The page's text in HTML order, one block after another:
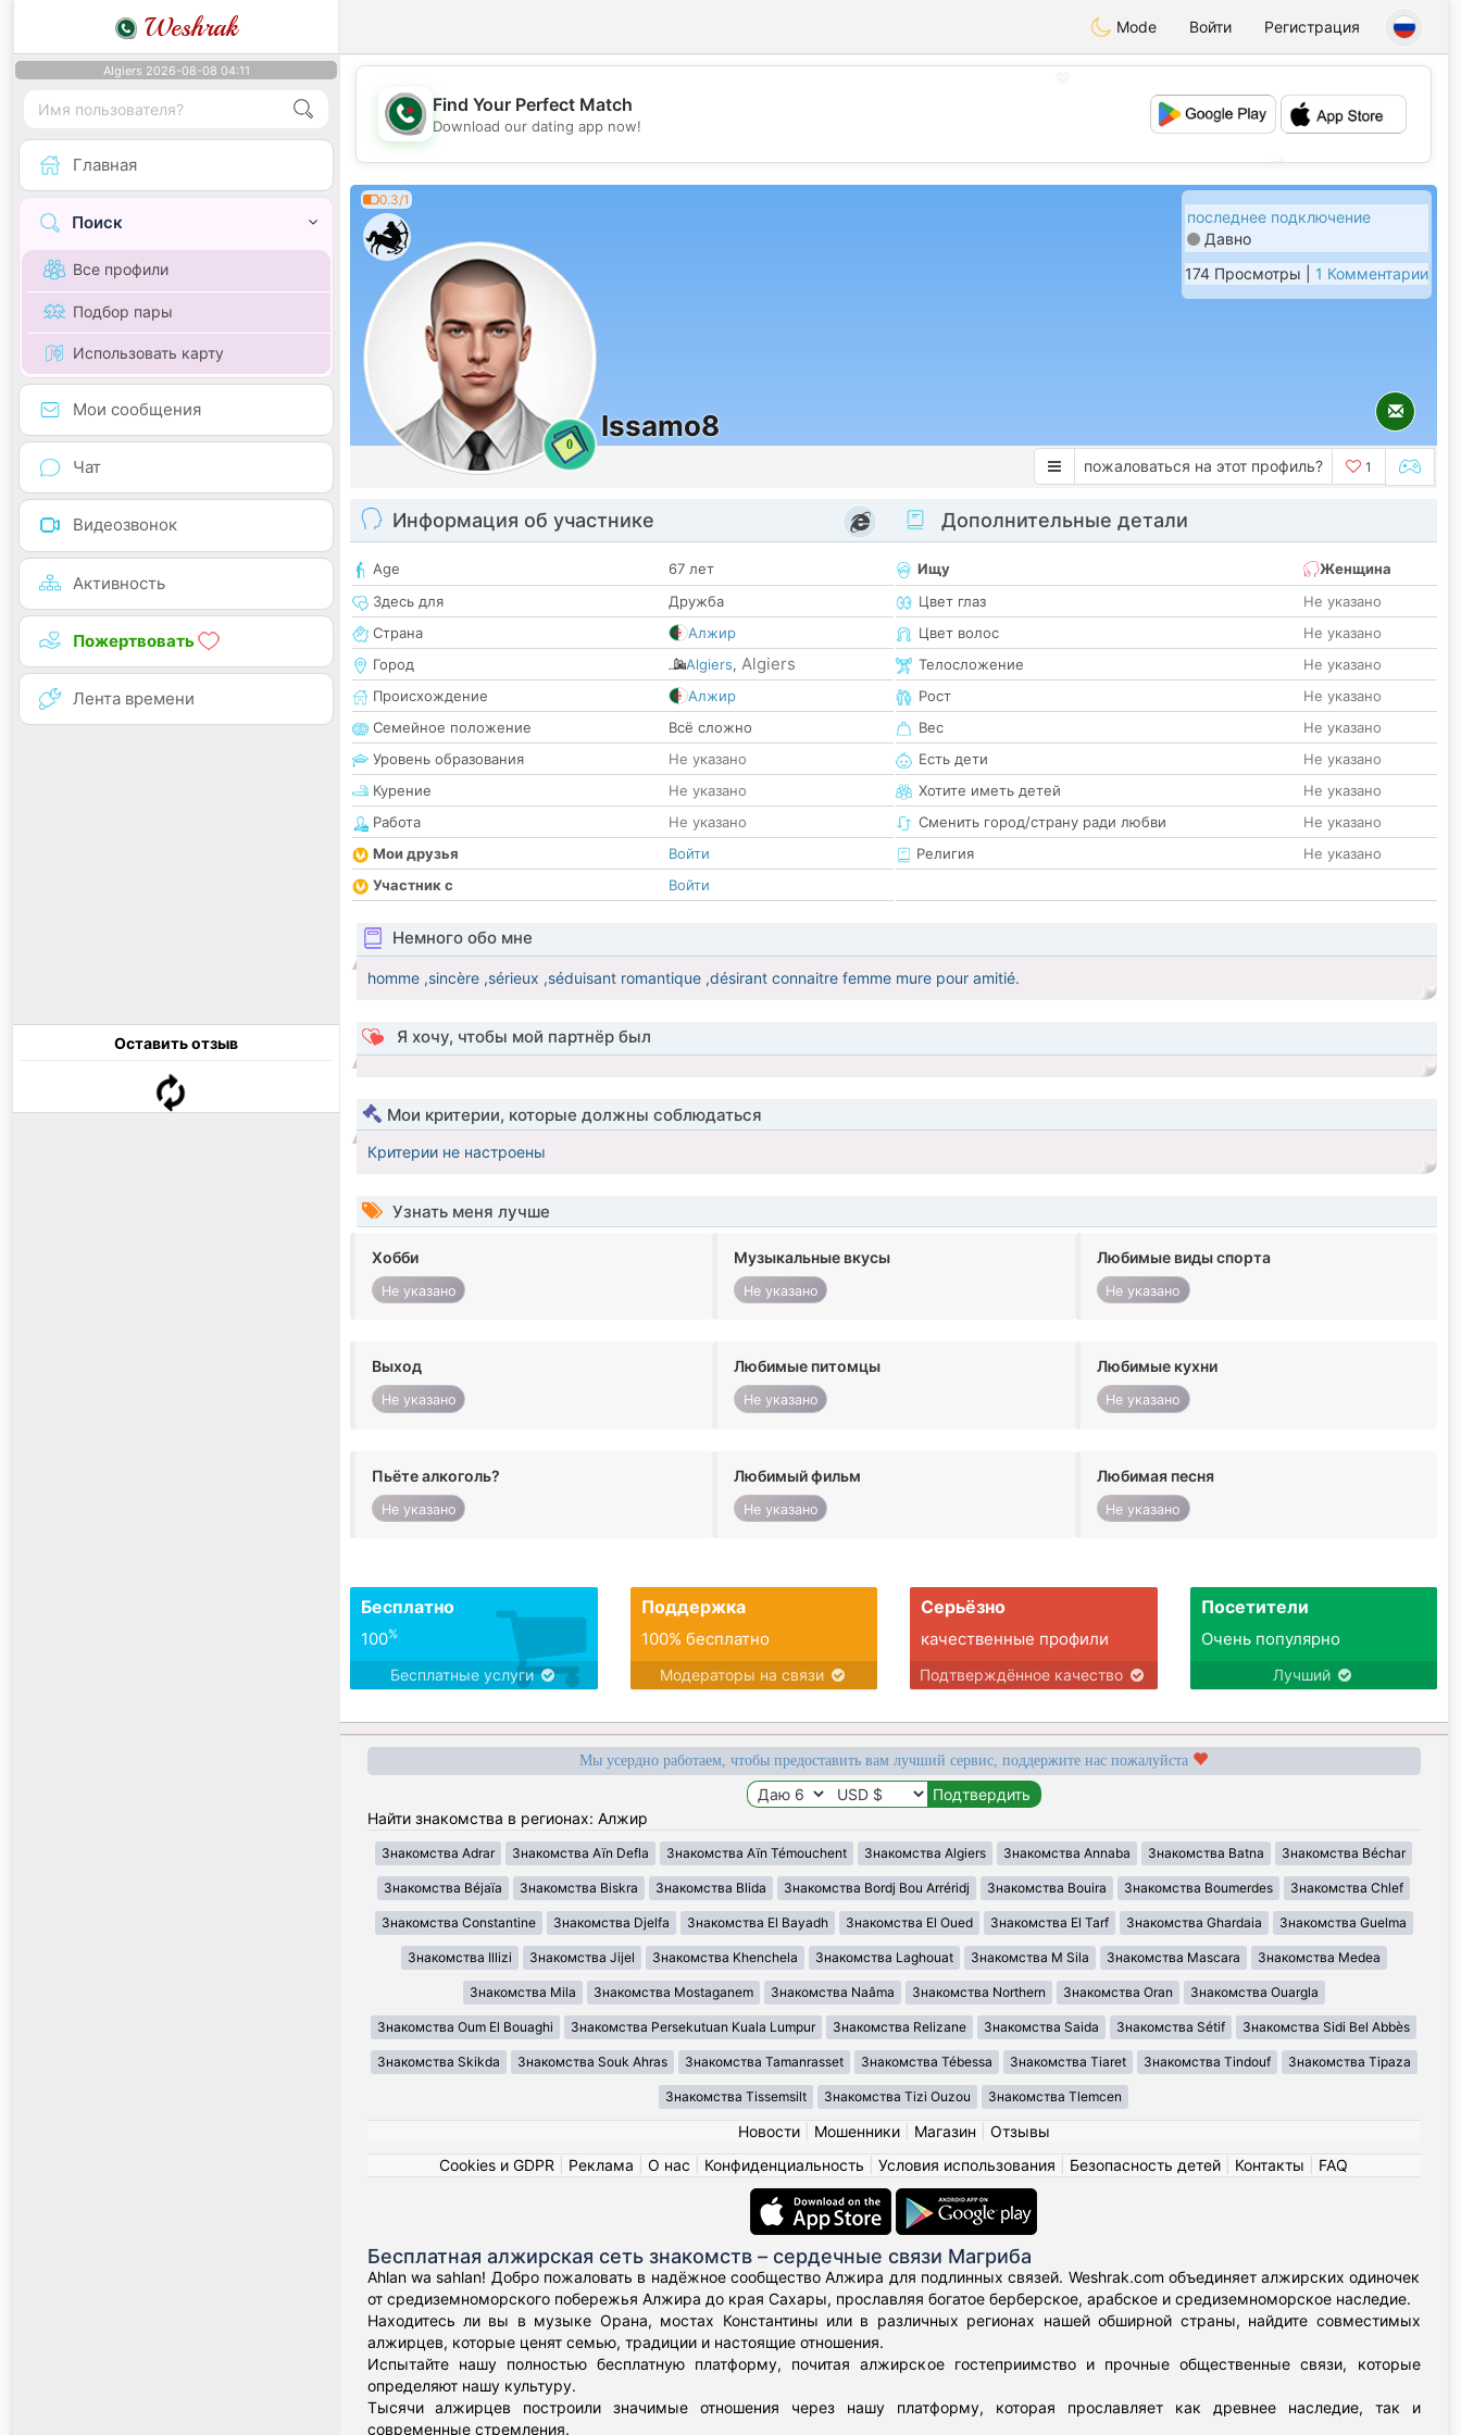
Weshrak Mode Войти Регистрация
Algiers 2026-08-08 04:11
Главная
Поиск
Все профили
Подбор пары
Использовать карту
Мои сообщения
Чат
Видеозвонок
Активность
Пожертвовать
Лента времени
Оставить отзыв
💖
💕
Find Your Perfect Match
Download our dating app now!
0.3/1
0
Issamo8
последнее подключение
Давно
174 Просмотры | 1 Комментарии
пожаловаться на этот профиль? 1
Информация об участнике
Age
67 лет
Здесь для
Дружба
Страна
Алжир
Город
Algiers, Algiers
Происхождение
Алжир
Семейное положение
Всё сложно
Уровень образования
Не указано
Курение
Не указано
Работа
Не указано
Мои друзья
Войти
Участник с
Войти
Дополнительные детали
Ищу
Женщина
Цвет глаз
Не указано
Цвет волос
Не указано
Телосложение
Не указано
Рост
Не указано
Вес
Не указано
Есть дети
Не указано
Хотите иметь детей
Не указано
Сменить город/страну ради любви
Не указано
Религия
Не указано
Немного обо мне
homme ,sincère ,sérieux ,séduisant romantique ,désirant connaitre femme mure pour amitié.
Я хочу, чтобы мой партнёр был
Мои критерии, которые должны соблюдаться
Критерии не настроены
Узнать меня лучше
Хобби
Не указано
Музыкальные вкусы
Не указано
Любимые виды спорта
Не указано
Выход
Не указано
Любимые питомцы
Не указано
Любимые кухни
Не указано
Пьёте алкоголь?
Не указано
Любимый фильм
Не указано
Любимая песня
Не указано
Бесплатно
100%
Бесплатные услуги
Поддержка
100% бесплатно
Модераторы на связи
Серьёзно
качественные профили
Подтверждённое качество
Посетители
Очень популярно
Лучший
Мы усердно работаем, чтобы предоставить вам лучший сервис, поддержите нас пожалуйста
Найти знакомства в регионах: Алжир
Знакомства Adrar Знакомства Aïn Defla Знакомства Aïn Témouchent Знакомства Algiers Знакомства Annaba Знакомства Batna Знакомства Béchar
Знакомства Béjaïa Знакомства Biskra Знакомства Blida Знакомства Bordj Bou Arréridj Знакомства Bouira Знакомства Boumerdes Знакомства Chlef
Знакомства Constantine Знакомства Djelfa Знакомства El Bayadh Знакомства El Oued Знакомства El Tarf Знакомства Ghardaia Знакомства Guelma
Знакомства Illizi Знакомства Jijel Знакомства Khenchela Знакомства Laghouat Знакомства M Sila Знакомства Mascara Знакомства Medea
Знакомства Mila Знакомства Mostaganem Знакомства Naâma Знакомства Northern Знакомства Oran Знакомства Ouargla
Знакомства Oum El Bouaghi Знакомства Persekutuan Kuala Lumpur Знакомства Relizane Знакомства Saida Знакомства Sétif Знакомства Sidi Bel Abbès
Знакомства Skikda Знакомства Souk Ahras Знакомства Tamanrasset Знакомства Tébessa Знакомства Tiaret Знакомства Tindouf Знакомства Tipaza
Знакомства Tissemsilt Знакомства Tizi Ouzou Знакомства Tlemcen
Новости| Мошенники| Магазин
Отзывы
Cookies и GDPR
Реклама О нас Конфиденциальность Условия использования Безопасность детей Контакты FAQ
Бесплатная алжирская сеть знакомств – сердечные связи Магриба
Ahlan wa sahlan! Добро пожаловать в надёжное сообщество Алжира для подлинных связей. Weshrak.com объединяет алжирских одиночек
от средиземноморского побережья Алжира до края Сахары, прославляя богатое берберское, арабское и средиземноморское наследие.
Находитесь ли вы в музыке Орана, мостах Константины или в различных регионах нашей обширной страны, найдите совместимых
алжирцев, которые ценят семью, традиции и настоящие отношения.
Испытайте нашу полностью бесплатную платформу, почитая алжирское гостеприимство и прочные общественные связи, которые
определяют нашу культуру.
Тысячи алжирцев построили значимые отношения через нашу платформу, которая прославляет как древнее наследие, так и
современные стремления.